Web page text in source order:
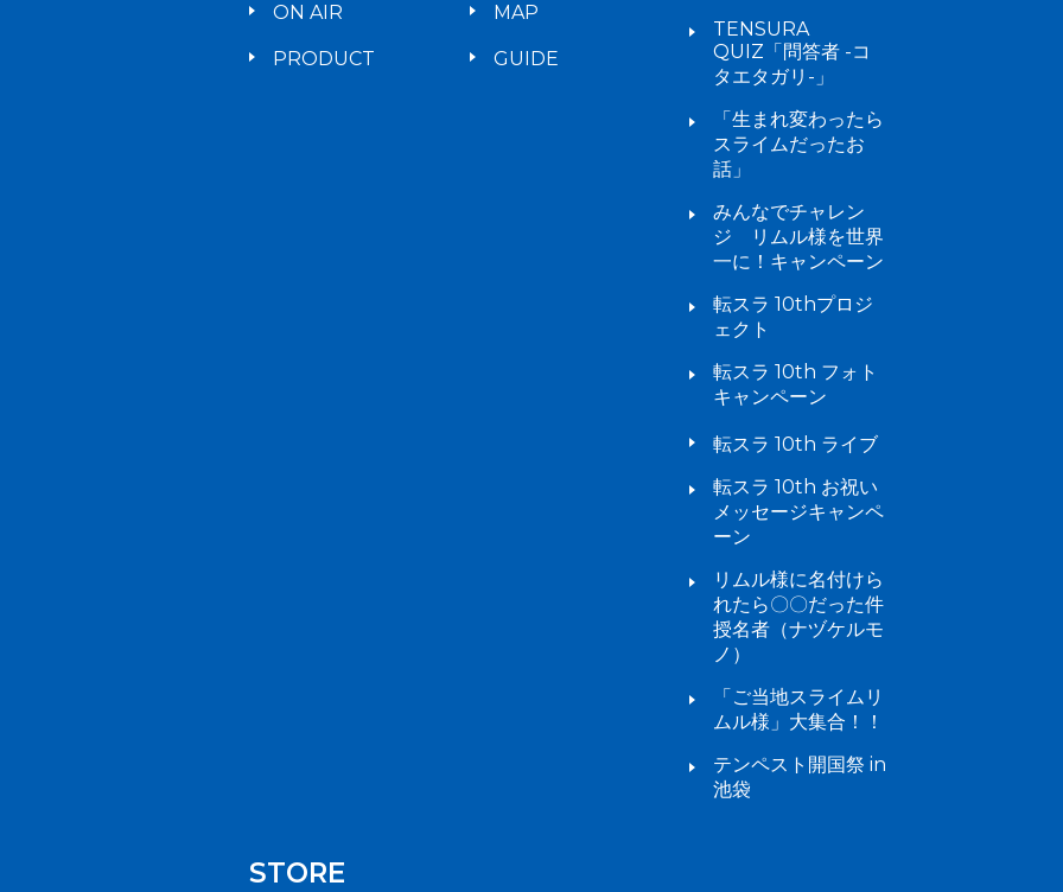
ON AIR
PRODUCT
MAP
GUIDE
TENSURA
QUIZ「問答者 -コ
タエタガリ-」
「生まれ変わったら
スライムだったお
話」
みんなでチャレン
ジ リムル様を世界
一に！キャンペーン
転スラ 10thプロジ
ェクト
転スラ 10th フォト
キャンペーン
転スラ 10th ライブ
転スラ 10th お祝い
メッセージキャンペ
ーン
リムル様に名付けら
れたら〇〇だった件
授名者（ナヅケルモ
ノ）
「ご当地スライムリ
ムル様」大集合！！
テンペスト開国祭 in
池袋
STORE